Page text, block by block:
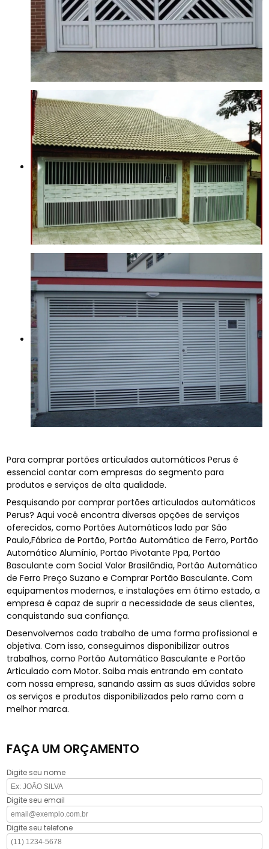
Para comprar portões articulados automáticos Perus é
essencial contar com empresas do segmento para
produtos e serviços de alta qualidade.
Pesquisando por comprar portões articulados automáticos
Perus? Aqui você encontra diversas opções de serviços
oferecidos, como Portões Automáticos lado par São
Paulo,Fábrica de Portão, Portão Automático de Ferro, Portão
Automático Alumínio, Portão Pivotante Ppa, Portão
Basculante com Social Valor Brasilândia, Portão Automático
de Ferro Preço Suzano e Comprar Portão Basculante. Com
equipamentos modernos, e instalações em ótimo estado, a
empresa é capaz de suprir a necessidade de seus clientes,
conquistando sua confiança.
Desenvolvemos cada trabalho de uma forma profissional e
objetiva. Com isso, conseguimos disponibilizar outros
trabalhos, como Portão Automático Basculante e Portão
Articulado com Motor. Saiba mais entrando em contato
com nossa empresa, sanando assim as suas dúvidas sobre
os serviços e produtos disponibilizados pelo ramo com a
melhor marca.
FAÇA UM ORÇAMENTO
Digite seu nome
Digite seu email
Digite seu telefone